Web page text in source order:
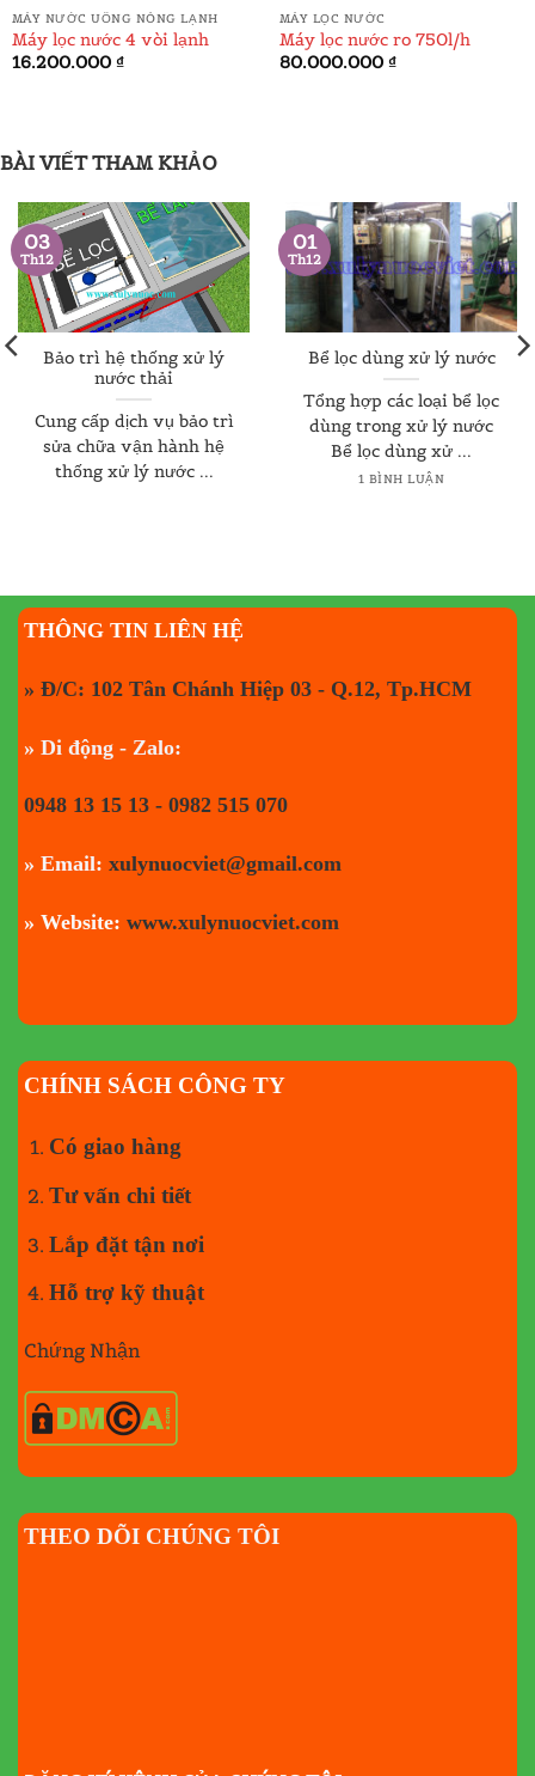
MÁY NƯỚC UỐNG NÓNG LẠNH
Máy lọc nước 4 vòi lạnh
16.200.000 ₫
MÁY LỌC NƯỚC
Máy lọc nước ro 750l/h
80.000.000 ₫
BÀI VIẾT THAM KHẢO
Bảo trì hệ thống xử lý
nước thải
Cung cấp dịch vụ bảo trì
sửa chữa vận hành hệ
thống xử lý nước ...
03
Th12
Bể lọc dùng xử lý nước
Tổng hợp các loại bể lọc
dùng trong xử lý nước
Bể lọc dùng xử ...
1 BÌNH LUẬN
01
Th12
THÔNG TIN LIÊN HỆ
» Đ/C: 102 Tân Chánh Hiệp 03 - Q.12, Tp.HCM
» Di động - Zalo:
0948 13 15 13 - 0982 515 070
» Email: xulynuocviet@gmail.com
» Website: www.xulynuocviet.com
CHÍNH SÁCH CÔNG TY
Có giao hàng
Tư vấn chi tiết
Lắp đặt tận nơi
Hỗ trợ kỹ thuật
Chứng Nhận
THEO DÕI CHÚNG TÔI